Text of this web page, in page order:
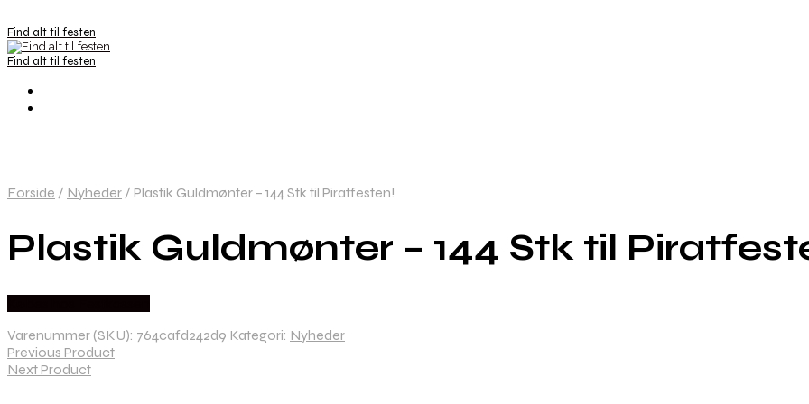
Find alt til festen
Find alt til festen
Forside / Nyheder / Plastik Guldmønter – 144 Stk til Piratfesten!
Plastik Guldmønter – 144 Stk til
Varenummer (SKU): 764cafd242d9 Kategori: Nyheder
Previous Product
Next Product